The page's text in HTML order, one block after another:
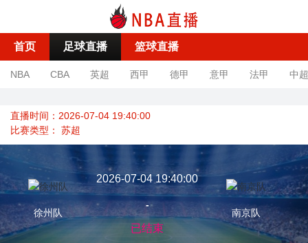
首页 足球直播 篮球直播
NBA CBA 英超 西甲 德甲 意甲 法甲 中超
直播时间：2026-07-04 19:40:00
比赛类型： 苏超
徐州队
2026-07-04 19:40:00
-
已结束
南京队